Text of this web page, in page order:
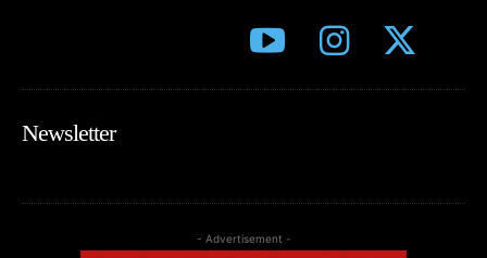
Newsletter
- Advertisement -